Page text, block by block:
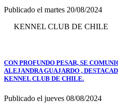
Publicado el martes 20/08/2024
KENNEL CLUB DE CHILE
CON PROFUNDO PESAR, SE
ALEJANDRA GUAJARDO ,
KENNEL CLUB DE CHILE.
Publicado el jueves 08/08/2024